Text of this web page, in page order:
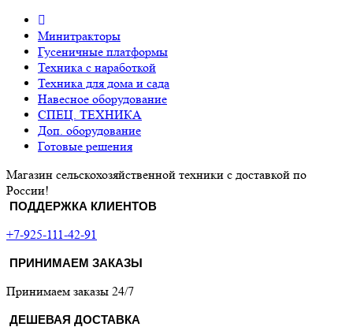
Минитракторы
Гусеничные платформы
Техника с наработкой
Техника для дома и сада
Навесное оборудование
СПЕЦ. ТЕХНИКА
Доп. оборудование
Готовые решения
Магазин сельскохозяйственной техники с доставкой по
России!
ПОДДЕРЖКА КЛИЕНТОВ
+7-925-111-42-91
ПРИНИМАЕМ ЗАКАЗЫ
Принимаем заказы 24/7
ДЕШЕВАЯ ДОСТАВКА